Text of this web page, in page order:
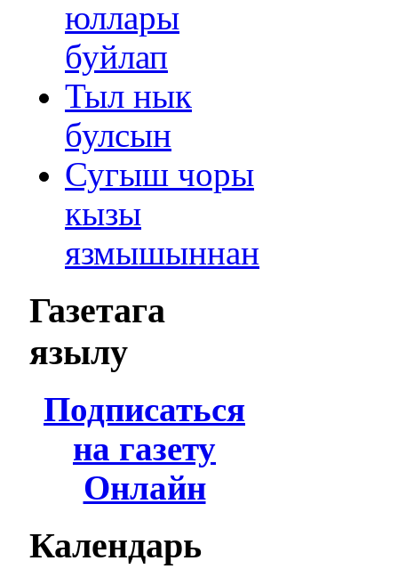
юллары
буйлап
Тыл нык
булсын
Сугыш чоры
кызы
язмышыннан
Газетага
язылу
Подписаться
на газету
Онлайн
Календарь